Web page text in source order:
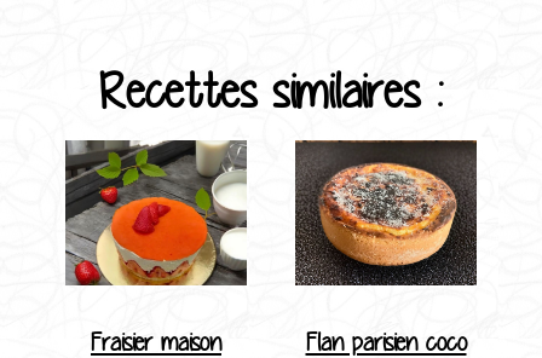
Recettes similaires :
Fraisier maison Flan parisien coco